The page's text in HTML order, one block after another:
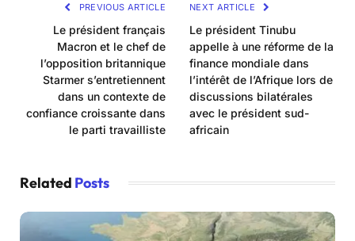
PREVIOUS ARTICLE
Le président français
Macron et le chef de
l’opposition britannique
Starmer s’entretiennent
dans un contexte de
confiance croissante dans
le parti travailliste
NEXT ARTICLE
Le président Tinubu
appelle à une réforme de la
finance mondiale dans
l’intérêt de l’Afrique lors de
discussions bilatérales
avec le président sud-
africain
Related Posts